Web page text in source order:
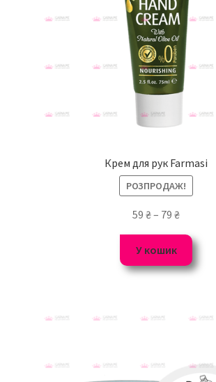
Крем для рук Farmasi
РОЗПРОДАЖ!
59 ₴– 79 ₴
У кошик